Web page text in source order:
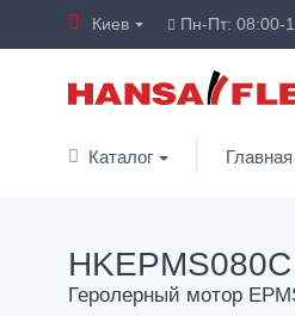
Киев Пн-Пт: 08:00-
Каталог Главная
HKEPMS080C
Геролерный мотор